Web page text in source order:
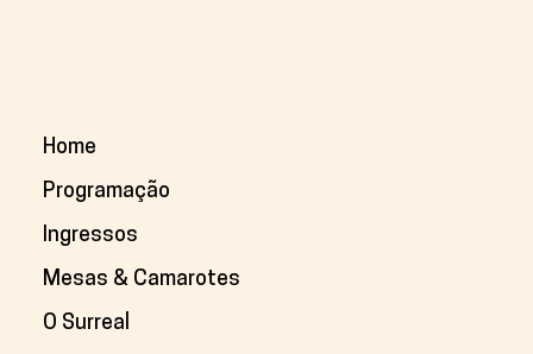
Home
Programação
Ingressos
Mesas & Camarotes
O Surreal